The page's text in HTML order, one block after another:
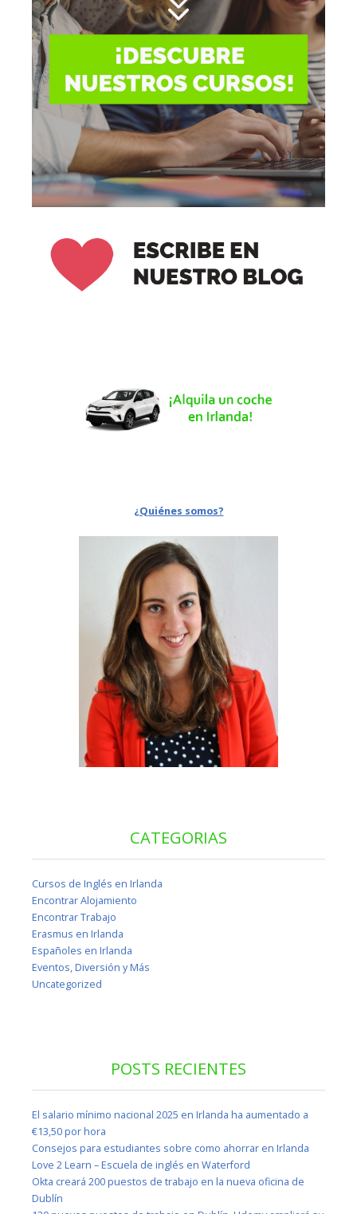
¿Quiénes somos?
CATEGORIAS
Cursos de Inglés en Irlanda
Encontrar Alojamiento
Encontrar Trabajo
Erasmus en Irlanda
Españoles en Irlanda
Eventos, Diversión y Más
Uncategorized
POSTS RECIENTES
El salario mínimo nacional 2025 en Irlanda ha aumentado a
€13,50 por hora
Consejos para estudiantes sobre como ahorrar en Irlanda
Love 2 Learn – Escuela de inglés en Waterford
Okta creará 200 puestos de trabajo en la nueva oficina de
Dublín